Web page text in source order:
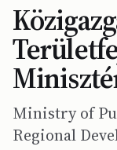
Ministry of
Regional